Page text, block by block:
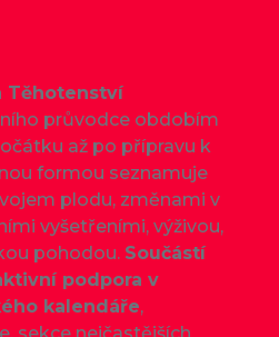
Těhotenství
průvodce obdobím
až po přípravu k
formou seznamuje
plodu, změnami v
vyšetřeními, výživou,
pohodou. Součástí
podpora v
kalendáře,